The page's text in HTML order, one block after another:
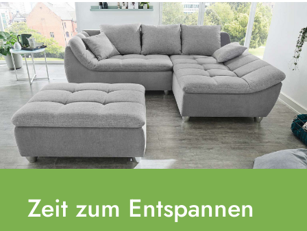
Zeit zum Entspannen